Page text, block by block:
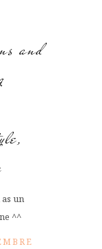
and
un
^^